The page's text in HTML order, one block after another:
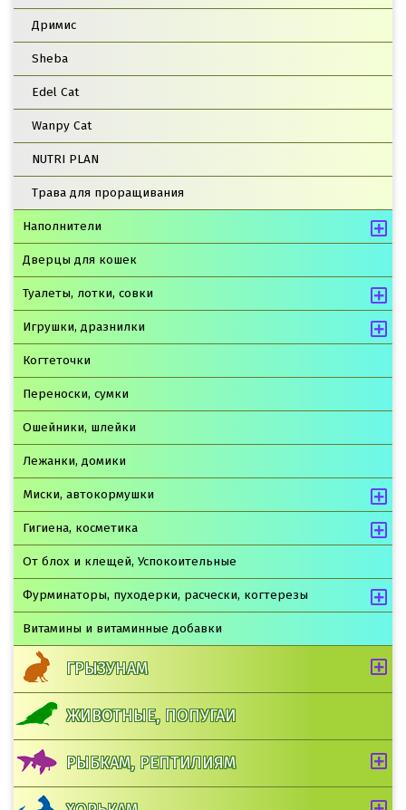
Дримис
Sheba
Edel Cat
Wanpy Cat
NUTRI PLAN
Трава для проращивания
Наполнители
Дверцы для кошек
Туалеты, лотки, совки
Игрушки, дразнилки
Когтеточки
Переноски, сумки
Ошейники, шлейки
Лежанки, домики
Миски, автокормушки
Гигиена, косметика
От блох и клещей, Успокоительные
Фурминаторы, пуходерки, расчески, когтерезы
Витамины и витаминные добавки
ГРЫЗУНАМ
ЖИВОТНЫЕ, ПОПУГАИ
РЫБКАМ, РЕПТИЛИЯМ